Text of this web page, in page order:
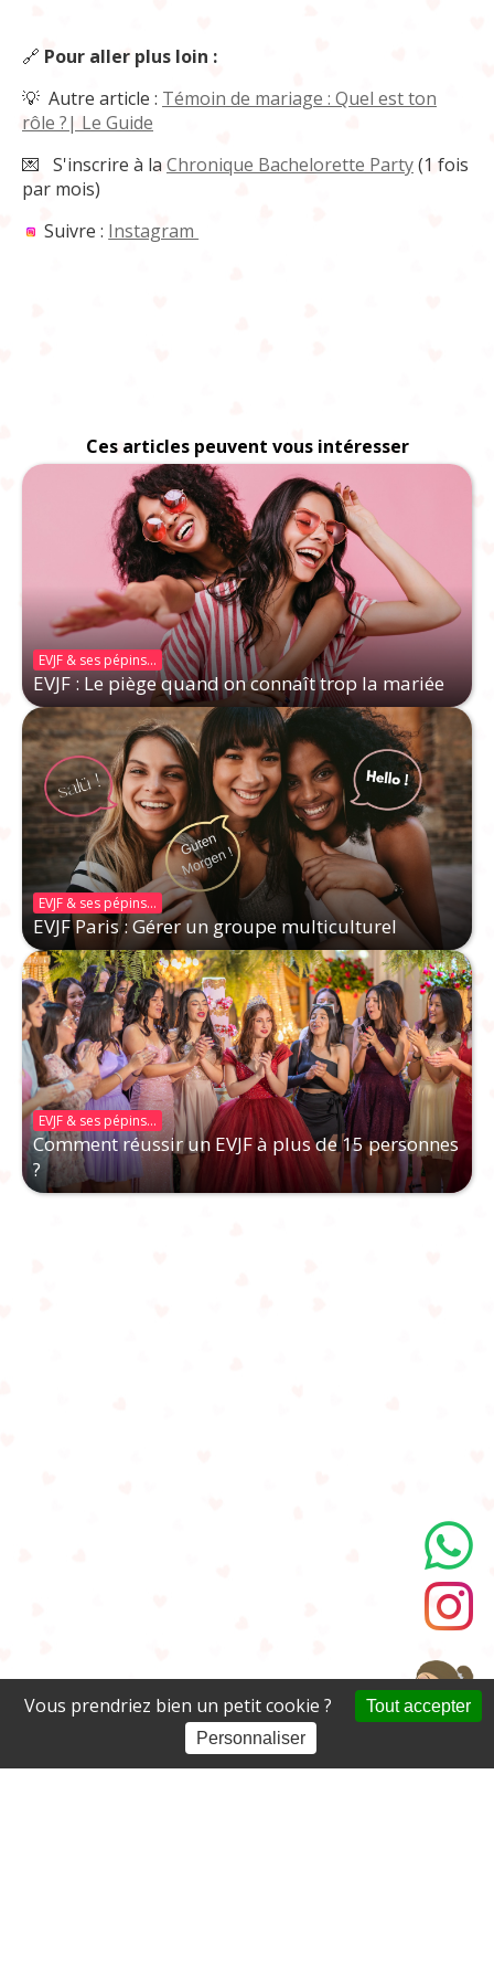
🔗 Pour aller plus loin :
💡 Autre article : Témoin de mariage : Quel est ton
rôle ?| Le Guide
💌 S'inscrire à laChronique Bachelorette Party(1 fois
par mois)
Suivre : Instagram
Ces articles peuvent vous intéresser
EVJF & ses pépins...
EVJF : Le piège quand on connaît trop la mariée
EVJF & ses pépins...
EVJF Paris : Gérer un groupe multiculturel
EVJF & ses pépins...
Comment réussir un EVJF à plus de 15 personnes
?
A propos
Vous prendriez bien un petit cookie ?
Tout accepter
Personnaliser